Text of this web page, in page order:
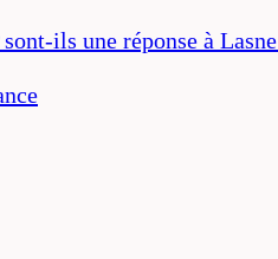
ils une réponse à